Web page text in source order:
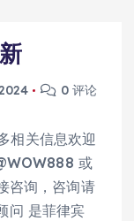
0 评论
相关信息欢迎
或
咨询，咨询请
问 是菲律宾